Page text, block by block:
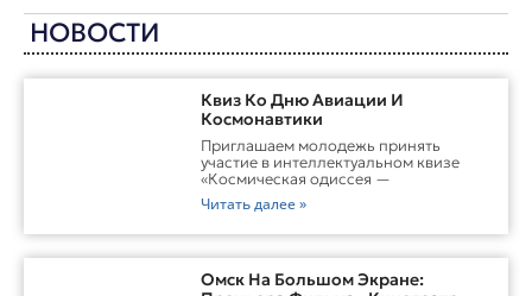
НОВОСТИ
Квиз Ко Дню Авиации И
Космонавтики
Приглашаем молодежь принять
участие в интеллектуальном квизе
«Космическая одиссея —
Читать далее »
Омск На Большом Экране: